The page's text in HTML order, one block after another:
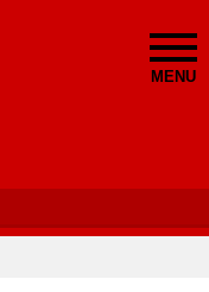
MENU